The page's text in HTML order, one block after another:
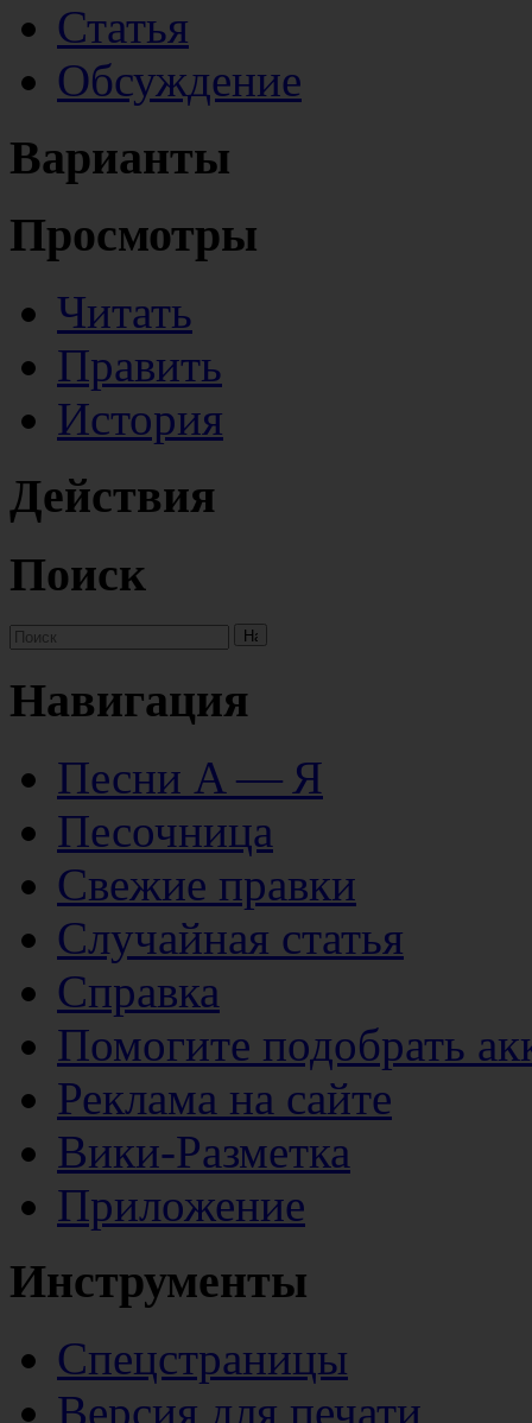
Статья
Обсуждение
Варианты
Просмотры
Читать
Править
История
Действия
Поиск
Навигация
Песни А — Я
Песочница
Свежие правки
Случайная статья
Справка
Помогите подобрать
Реклама на сайте
Вики-Разметка
Приложение
Инструменты
Спецстраницы
Версия для печати